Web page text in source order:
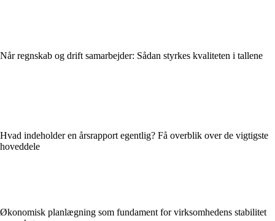
Når regnskab og drift samarbejder: Sådan styrkes kvaliteten i tallene
Hvad indeholder en årsrapport egentlig? Få overblik over de vigtigste
hoveddele
Økonomisk planlægning som fundament for virksomhedens stabilitet